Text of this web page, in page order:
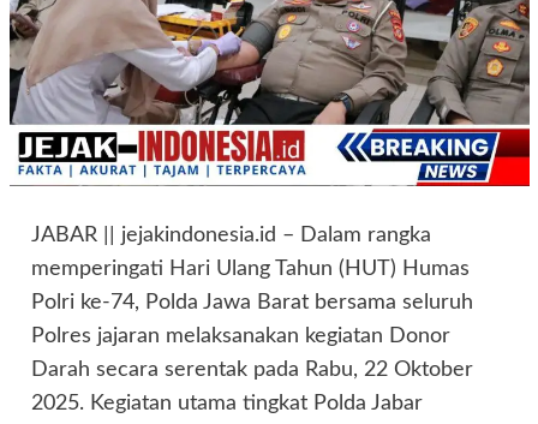
JABAR || jejakindonesia.id – Dalam rangka
memperingati Hari Ulang Tahun (HUT) Humas
Polri ke-74, Polda Jawa Barat bersama seluruh
Polres jajaran melaksanakan kegiatan Donor
Darah secara serentak pada Rabu, 22 Oktober
2025. Kegiatan utama tingkat Polda Jabar